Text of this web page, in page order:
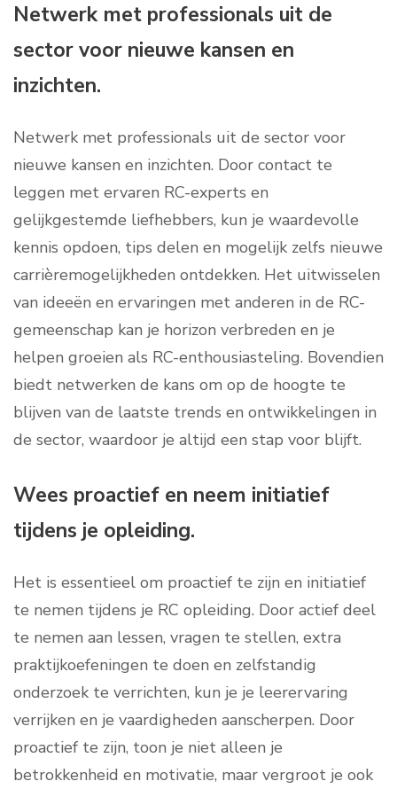
Netwerk met professionals uit de
sector voor nieuwe kansen en
inzichten.
Netwerk met professionals uit de sector voor
nieuwe kansen en inzichten. Door contact te
leggen met ervaren RC-experts en
gelijkgestemde liefhebbers, kun je waardevolle
kennis opdoen, tips delen en mogelijk zelfs nieuwe
carrièremogelijkheden ontdekken. Het uitwisselen
van ideeën en ervaringen met anderen in de RC-
gemeenschap kan je horizon verbreden en je
helpen groeien als RC-enthousiasteling. Bovendien
biedt netwerken de kans om op de hoogte te
blijven van de laatste trends en ontwikkelingen in
de sector, waardoor je altijd een stap voor blijft.
Wees proactief en neem initiatief
tijdens je opleiding.
Het is essentieel om proactief te zijn en initiatief
te nemen tijdens je RC opleiding. Door actief deel
te nemen aan lessen, vragen te stellen, extra
praktijkoefeningen te doen en zelfstandig
onderzoek te verrichten, kun je je leerervaring
verrijken en je vaardigheden aanscherpen. Door
proactief te zijn, toon je niet alleen je
betrokkenheid en motivatie, maar vergroot je ook